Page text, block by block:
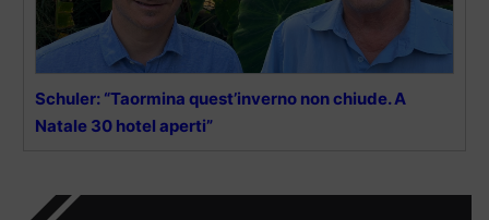
Schuler: “Taormina quest’inverno non chiude. A
Natale 30 hotel aperti”